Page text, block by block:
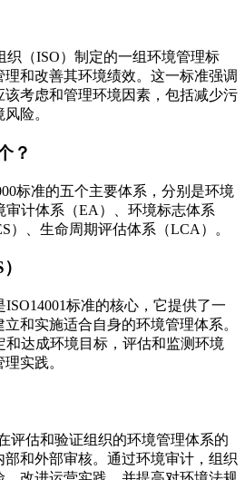
织（ISO）制定的一组环境管理标
和改善其环境绩效。这一标准强调
考虑和管理环境因素，包括减少污
险。
？
标准的五个主要体系，分别是环境
审计体系（EA）、环境标志体系
）、生命周期评估体系（LCA）。
标准的核心，它提供了一
和实施适合自身的环境管理体系。
和达成环境目标，评估和监测环境
实践。
评估和验证组织的环境管理体系的
和外部审核。通过环境审计，组织